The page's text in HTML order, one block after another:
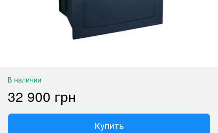
В наличии
32 900 грн
Купить